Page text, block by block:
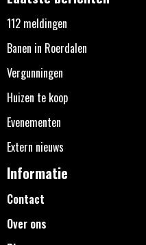
112 meldingen
Banen in Roerdalen
Vergunningen
Huizen te koop
Evenementen
Extern nieuws
Informatie
Contact
Over ons